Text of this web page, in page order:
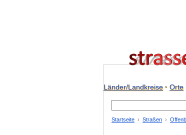
Länder/Landkreise· Orte
Startseite Straßen